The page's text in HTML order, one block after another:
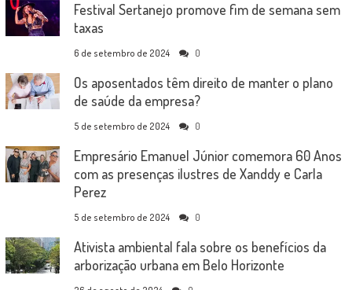
Festival Sertanejo promove fim de semana sem
taxas
6 de setembro de 2024 0
Os aposentados têm direito de manter o plano
de saúde da empresa?
5 de setembro de 2024 0
Empresário Emanuel Júnior comemora 60 Anos
com as presenças ilustres de Xanddy e Carla
Perez
5 de setembro de 2024 0
Ativista ambiental fala sobre os benefícios da
arborização urbana em Belo Horizonte